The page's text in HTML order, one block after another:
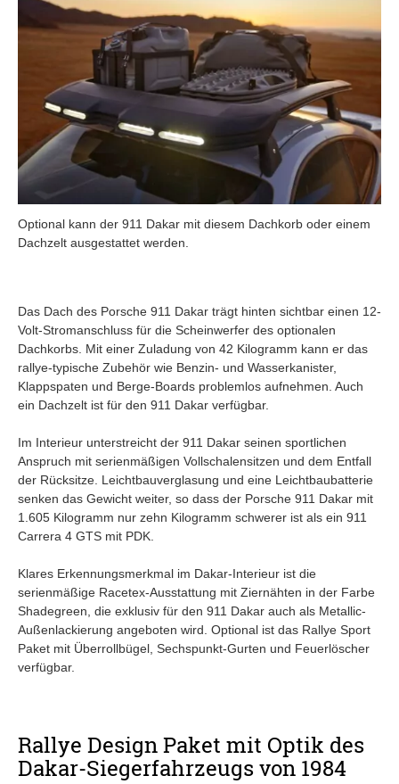
Optional kann der 911 Dakar mit diesem Dachkorb oder einem
Dachzelt ausgestattet werden.
Das Dach des Porsche 911 Dakar trägt hinten sichtbar einen 12-
Volt-Stromanschluss für die Scheinwerfer des optionalen
Dachkorbs. Mit einer Zuladung von 42 Kilogramm kann er das
rallye-typische Zubehör wie Benzin- und Wasserkanister,
Klappspaten und Berge-Boards problemlos aufnehmen. Auch
ein Dachzelt ist für den 911 Dakar verfügbar.
Im Interieur unterstreicht der 911 Dakar seinen sportlichen
Anspruch mit serienmäßigen Vollschalensitzen und dem Entfall
der Rücksitze. Leichtbauverglasung und eine Leichtbaubatterie
senken das Gewicht weiter, so dass der Porsche 911 Dakar mit
1.605 Kilogramm nur zehn Kilogramm schwerer ist als ein 911
Carrera 4 GTS mit PDK.
Klares Erkennungsmerkmal im Dakar-Interieur ist die
serienmäßige Racetex-Ausstattung mit Ziernähten in der Farbe
Shadegreen, die exklusiv für den 911 Dakar auch als Metallic-
Außenlackierung angeboten wird. Optional ist das Rallye Sport
Paket mit Überrollbügel, Sechspunkt-Gurten und Feuerlöscher
verfügbar.
Rallye Design Paket mit Optik des
Dakar-Siegerfahrzeugs von 1984